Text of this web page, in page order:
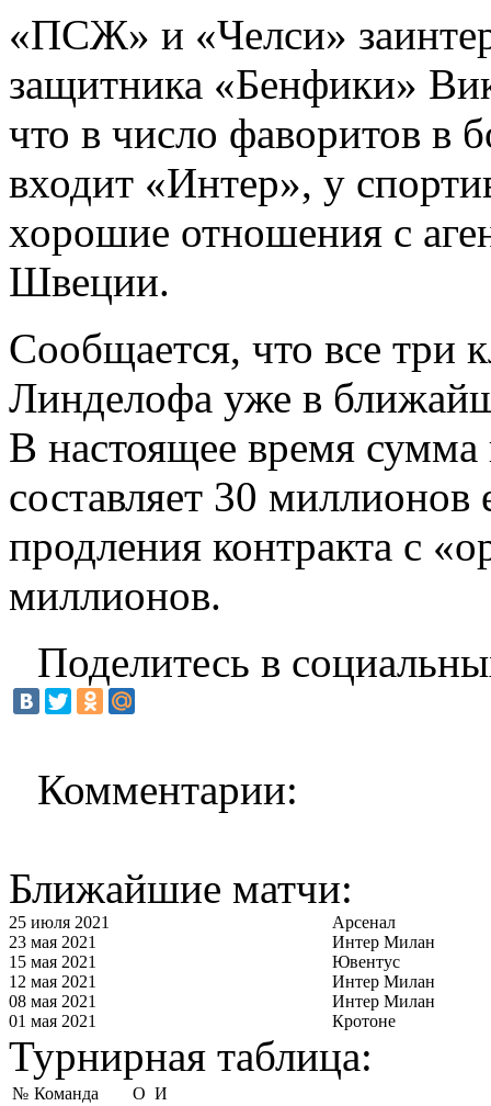
«ПСЖ» и «Челси»
защитника «Бенфики»
что в число фаворитов в
входит «Интер», у
хорошие отношения с
Швеции.
Сообщается, что все три
Линделофа уже в
В настоящее время сумма
составляет 30 миллионов
продления контракта с
миллионов.
Поделитесь в
Комментарии:
Ближайшие матчи:
25 июля 2021
Арсенал
23 мая 2021
Интер Милан
15 мая 2021
Ювентус
12 мая 2021
Интер Милан
08 мая 2021
Интер Милан
01 мая 2021
Кротоне
Турнирная таблица:
№ Команда О И